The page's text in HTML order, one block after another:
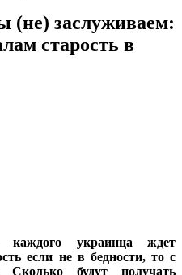
(не) заслуживаем:
старость в
каждого украинца ждет
если не в бедности, то с
будут получать